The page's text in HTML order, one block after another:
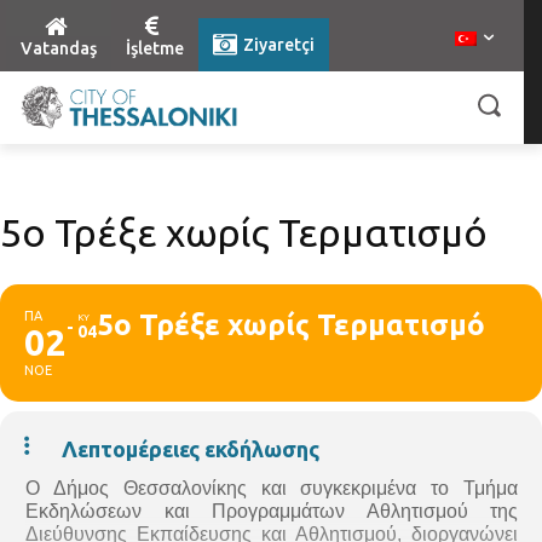
Vatandaş İşletme Ziyaretçi
5ο Τρέξε χωρίς Τερματισμό
ΠΑ
02
ΝΟΕ
ΚΥ
045ο Τρέξε χωρίς Τερματισμό
Λεπτομέρειες εκδήλωσης
Ο Δήμος Θεσσαλονίκης και συγκεκριμένα το Τμήμα
Εκδηλώσεων και Προγραμμάτων Αθλητισμού της
Διεύθυνσης Εκπαίδευσης και Αθλητισμού, διοργανώνει